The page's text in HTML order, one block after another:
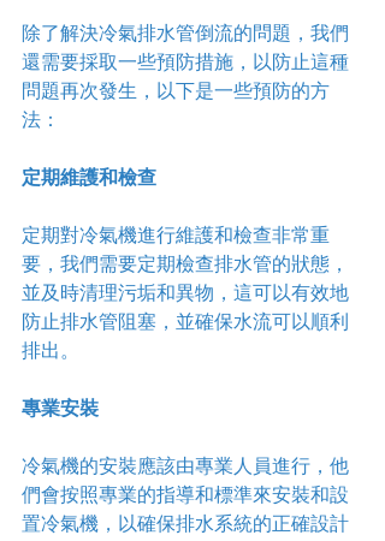
除了解決冷氣排水管倒流的問題，我們
還需要採取一些預防措施，以防止這種
問題再次發生，以下是一些預防的方
法：
定期維護和檢查
定期對冷氣機進行維護和檢查非常重
要，我們需要定期檢查排水管的狀態，
並及時清理污垢和異物，這可以有效地
防止排水管阻塞，並確保水流可以順利
排出。
專業安裝
冷氣機的安裝應該由專業人員進行，他
們會按照專業的指導和標準來安裝和設
置冷氣機，以確保排水系統的正確設計